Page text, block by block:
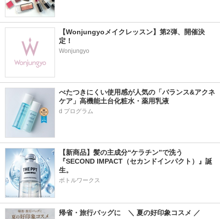
【Wonjungyoメイクレッスン】第2弾、開催決
定！
Wonjungyo
べたつきにくい使用感が人気の「バランス&アクネ
ケア」高機能土台化粧水・薬用乳液
【新商品】髪の主成分“ケラチン”で洗う
『SECOND IMPACT（セカンドインパクト）』誕
生。
ボトルワークス
帰省・旅行バッグに　＼ 夏の好印象コスメ ／